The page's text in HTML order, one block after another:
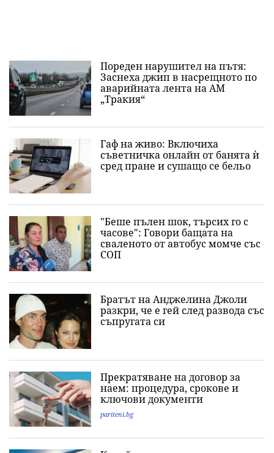
Пореден нарушител на пътя:
Заснеха джип в насрещното по
аварийната лента на АМ
„Тракия“
Гаф на живо: Включиха
съветничка онлайн от банята ѝ
сред пране и сушащо се бельо
"Беше пълен шок, търсих го с
часове": Говори бащата на
сваленото от автобус момче със
СОП
Братът на Анджелина Джоли
разкри, че е гей след развода със
съпругата си
Прекратяване на договор за
наем: процедура, срокове и
ключови документи
pariteni.bg